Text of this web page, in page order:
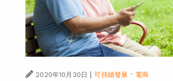
2020年10月30日 | 可持續發展 · 電商